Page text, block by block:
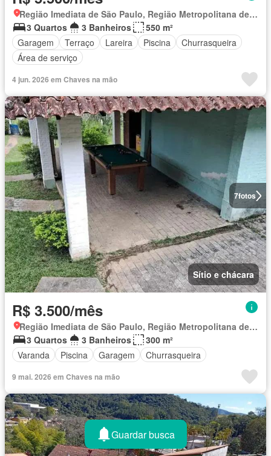
Região Imediata de São Paulo, Região Metropolitana de São Paulo
3 Quartos
3 Banheiros
550 m²
Garagem
Terraço Lareira Piscina
Churrasqueira
Área de serviço
4 jun. 2026 em Chaves na mão
7fotos
Sítio e chácara
R$ 3.500/mês
Região Imediata de São Paulo, Região Metropolitana de São Paulo
3 Quartos
3 Banheiros
300 m²
Varanda
Piscina Garagem Churrasqueira
9 mai. 2026 em Chaves na mão
Guardar busca